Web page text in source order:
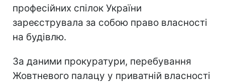
професійних спілок України
зареєструвала за собою право власності
на будівлю.
За даними прокуратури, перебування
Жовтневого палацу у приватній власності